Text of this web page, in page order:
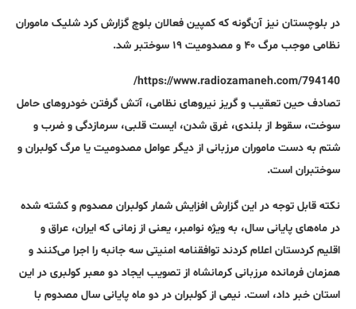
در بلوچستان نیز آن‌گونه که کمپین فعالان بلوچ گزارش کرد شلیک ماموران
نظامی موجب مرگ ۴۰ و مصدومیت ۱۹ سوختبر شد.
https://www.radiozamaneh.com/794140/
تصادف حین تعقیب و گریز نیروهای نظامی، آتش گرفتن خودروهای حامل
سوخت، سقوط از بلندی، غرق شدن، ایست قلبی، سرمازدگی و ضرب و
شتم به دست ماموران مرزبانی از دیگر عوامل مصدومیت یا مرگ کولبران و
سوختبران است.
نکته قابل توجه در این گزارش افزایش شمار کولبران مصدوم و کشته شده
در ماه‌های پایانی سال، به ویژه نوامبر، یعنی از زمانی که ایران، عراق و
اقلیم کردستان اعلام کردند توافقنامه امنیتی سه جانبه را اجرا می‌کنند و
همزمان فرمانده مرزبانی کرمانشاه از تصویب ایجاد دو معبر کولبری در این
استان خبر داد، است. نیمی از کولبران در دو ماه پایانی سال مصدوم با